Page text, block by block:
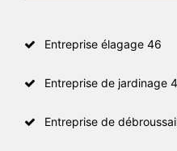
Entreprise élagage 46
Entreprise de jardinage
Entreprise de